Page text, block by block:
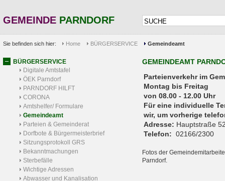
GEMEINDE PARNDORF
Sie befinden sich hier: Home BÜRGERSERVICE Gemeindeamt
BÜRGERSERVICE
Digitale Amtstafel
ÖEK Parndorf
PARNDORF HILFT
CORONA
Amtshelfer/ Formulare
Gemeindeamt
Parteien & Gemeinderat
Dorfbote & Bürgermeisterbrief
Sitzungsprotokoll GRS
Bekanntmachungen
Sterbefälle
Wichtige Adressen
Abwasser und Kanalisation
GEMEINDEAMT
Parteienverkehr
Montag bis Freitag
von 08.00 - 12.00 Uhr
Für eine individuelle
wir, um vorherige
Adresse: Hauptstraße
Telefon: 02166/2300
Fotos der
Parndorf.